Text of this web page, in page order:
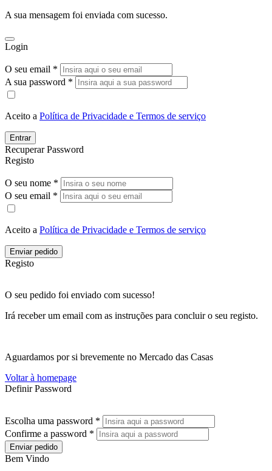
A sua mensagem foi enviada com sucesso.
Login
O seu email *
A sua password *
Aceito a Política de Privacidade e Termos de serviço
Entrar
Recuperar Password
Registo
O seu nome *
O seu email *
Aceito a Política de Privacidade e Termos de serviço
Enviar pedido
Registo
O seu pedido foi enviado com sucesso!
Irá receber um email com as instruções para concluir o seu registo.
Aguardamos por si brevemente no Mercado das Casas
Voltar à homepage
Definir Password
Escolha uma password *
Confirme a password *
Enviar pedido
Bem Vindo